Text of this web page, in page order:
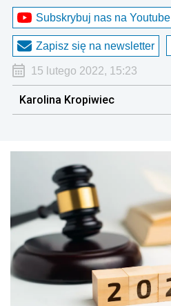
Subskrybuj nas na Youtube
Zapisz się na newsletter
15 lutego 2022, 15:23
Karolina Kropiwiec